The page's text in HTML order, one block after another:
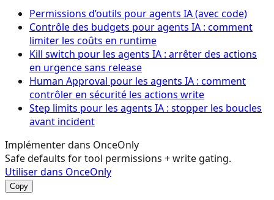
Permissions d’outils pour agents IA (avec code)
Contrôle des budgets pour agents IA : comment
limiter les coûts en runtime
Kill switch pour les agents IA : arrêter des actions
en urgence sans release
Human Approval pour les agents IA : comment
contrôler en sécurité les actions write
Step limits pour les agents IA : stopper les boucles
avant incident
Implémenter dans OnceOnly
Safe defaults for tool permissions + write gating.
Utiliser dans OnceOnly
Copy